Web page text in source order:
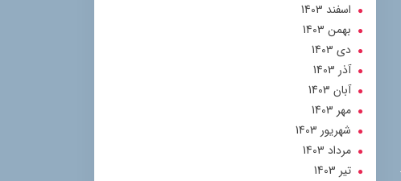
اسفند 1403
بهمن 1403
دی 1403
آذر 1403
آبان 1403
مهر 1403
شهریور 1403
مرداد 1403
تير 1403